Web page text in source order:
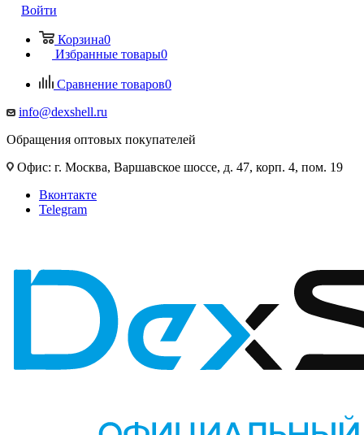
Войти
Корзина0
Избранные товары0
Сравнение товаров0
info@dexshell.ru
Обращения оптовых покупателей
Офис: г. Москва, Варшавское шоссе, д. 47, корп. 4, пом. 19
Вконтакте
Telegram